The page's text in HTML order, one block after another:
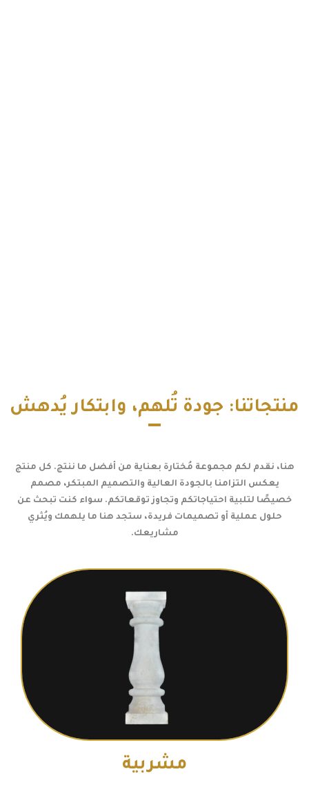
منتجاتنا: جودة تُلهم، وابتكار يُدهش
هنا، نقدم لكم مجموعة مُختارة بعناية من أفضل ما ننتج. كل منتج
يعكس التزامنا بالجودة العالية والتصميم المبتكر، مصمم
خصيصًا لتلبية احتياجاتكم وتجاوز توقعاتكم. سواء كنت تبحث عن
حلول عملية أو تصميمات فريدة، ستجد هنا ما يلهمك ويُثري
مشاريعك.
مشربية